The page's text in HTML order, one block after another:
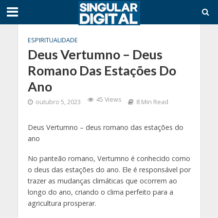
ESPIRITUALIDADE
Deus Vertumno – Deus
Romano Das Estações Do
Ano
outubro 5, 2023 45 Views 8 Min Read
Deus Vertumno – deus romano das estações do
ano
No panteão romano, Vertumno é conhecido como
o deus das estações do ano. Ele é responsável por
trazer as mudanças climáticas que ocorrem ao
longo do ano, criando o clima perfeito para a
agricultura prosperar.